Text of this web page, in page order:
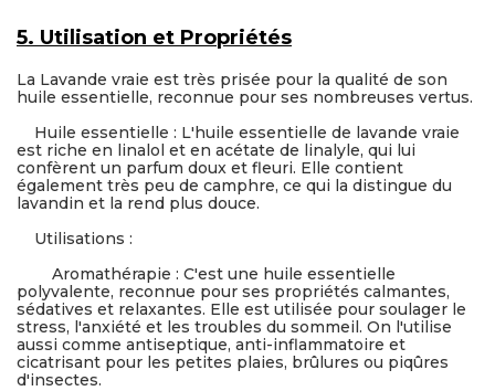
5. Utilisation et Propriétés
La Lavande vraie est très prisée pour la qualité de son
huile essentielle, reconnue pour ses nombreuses vertus.
Huile essentielle : L'huile essentielle de lavande vraie
est riche en linalol et en acétate de linalyle, qui lui
confèrent un parfum doux et fleuri. Elle contient
également très peu de camphre, ce qui la distingue du
lavandin et la rend plus douce.
Utilisations :
Aromathérapie : C'est une huile essentielle
polyvalente, reconnue pour ses propriétés calmantes,
sédatives et relaxantes. Elle est utilisée pour soulager le
stress, l'anxiété et les troubles du sommeil. On l'utilise
aussi comme antiseptique, anti-inflammatoire et
cicatrisant pour les petites plaies, brûlures ou piqûres
d'insectes.